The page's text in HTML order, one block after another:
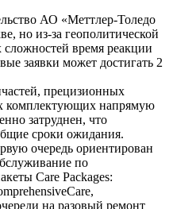
АО «Меттлер-Толедо
но из-за геополитической
время реакции
заявки может достигать 2
прецизионных
комплектующих напрямую
затруднен, что
сроки ожидания.
очередь ориентирован
по
Care Packages:
на разовый ремонт